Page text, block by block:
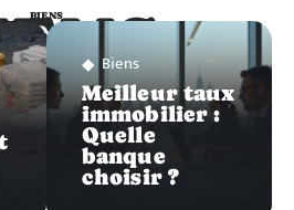
BIENS
Biens
Meilleur taux
immobilier :
Quelle
banque
choisir ?